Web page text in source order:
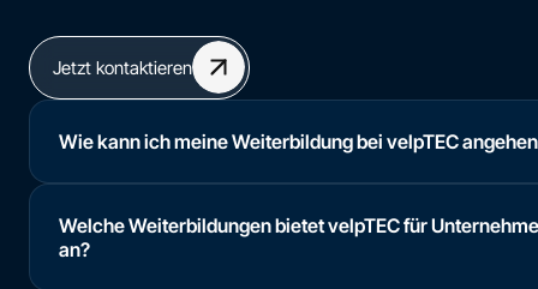
Jetzt kontaktieren
Wie kann ich meine Weiterbildung bei velpTEC
Welche Weiterbildungen bietet velpTEC für
an?